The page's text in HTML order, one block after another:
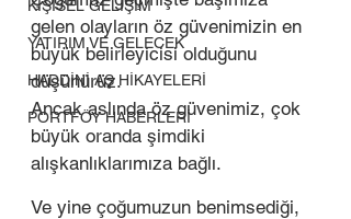
KİŞİSEL GELİŞİM
YATIRIM VE GELECEK
HADDİNİ AŞ HİKAYELERİ
PORTFÖY HABERLERİ
gelen olayların öz güvenimizin en
büyük belirleyicisi olduğunu
düşünürüz.
Ancak aslında öz güvenimiz, çok
büyük oranda şimdiki
alışkanlıklarımıza bağlı.
Ve yine çoğumuzun benimsediği,